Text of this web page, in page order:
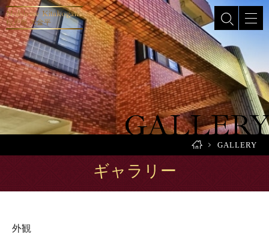
Noblesse Kitakogane
松戸市 大金平
HOMEGALLERY
ギャラリー
外観